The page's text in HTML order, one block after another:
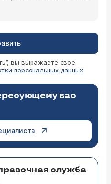
вы выражаете свое
персональных данных
вас
служба